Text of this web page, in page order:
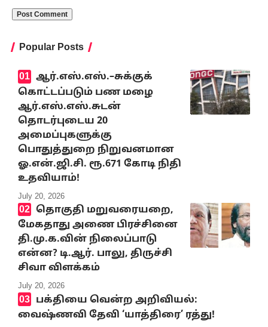
Popular Posts
ஆர்.எஸ்.எஸ்.–சுக்குக்
கொட்டப்படும் பண மழை
ஆர்.எஸ்.எஸ்.சுடன்
தொடர்புடைய 20
அமைப்புகளுக்கு
பொதுத்துறை நிறுவனமான
ஓ.என்.ஜி.சி. ரூ.671 கோடி நிதி
உதவியாம்!
July 20, 2026
தொகுதி மறுவரையறை,
மேகதாது அணை பிரச்சினை
தி.மு.க.வின் நிலைப்பாடு
என்ன? டி.ஆர். பாலு, திருச்சி
சிவா விளக்கம்
July 20, 2026
பக்தியை வென்ற அறிவியல்:
வைஷ்ணவி தேவி ‘யாத்திரை’ ரத்து!